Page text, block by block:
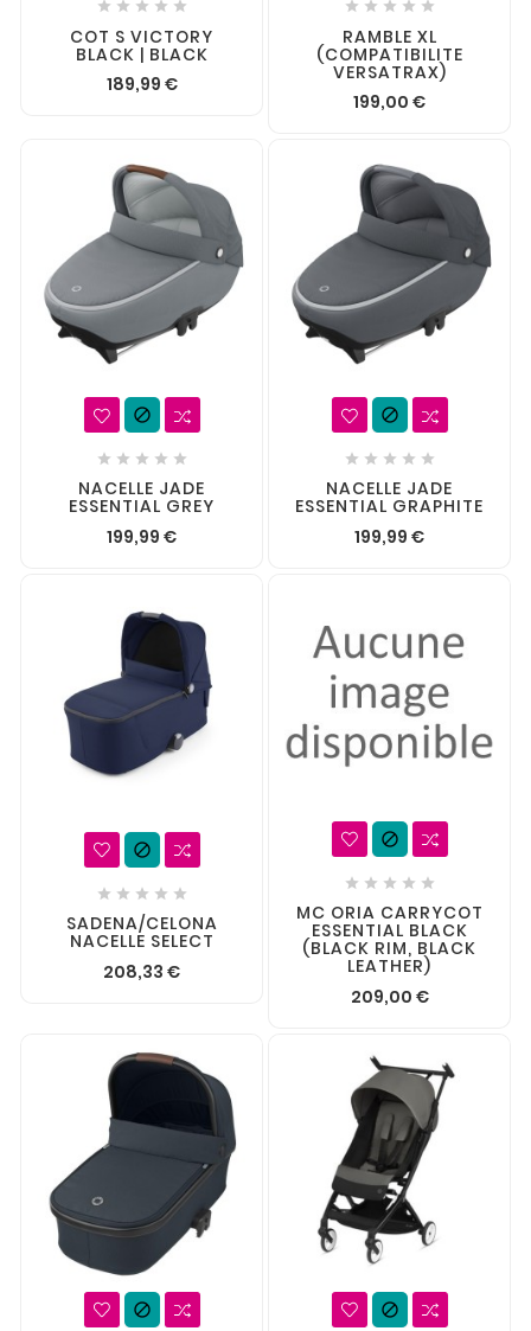
    
COT S VICTORY
BLACK | BLACK
189,99 €
    
RAMBLE XL
(COMPATIBILITE
VERSATRAX)
199,00 €

    
NACELLE JADE
ESSENTIAL GREY
199,99 €

    
NACELLE JADE
ESSENTIAL GRAPHITE
199,99 €

    
SADENA/CELONA
NACELLE SELECT
208,33 €

    
MC ORIA CARRYCOT
ESSENTIAL BLACK
(BLACK RIM, BLACK
LEATHER)
209,00 €
 